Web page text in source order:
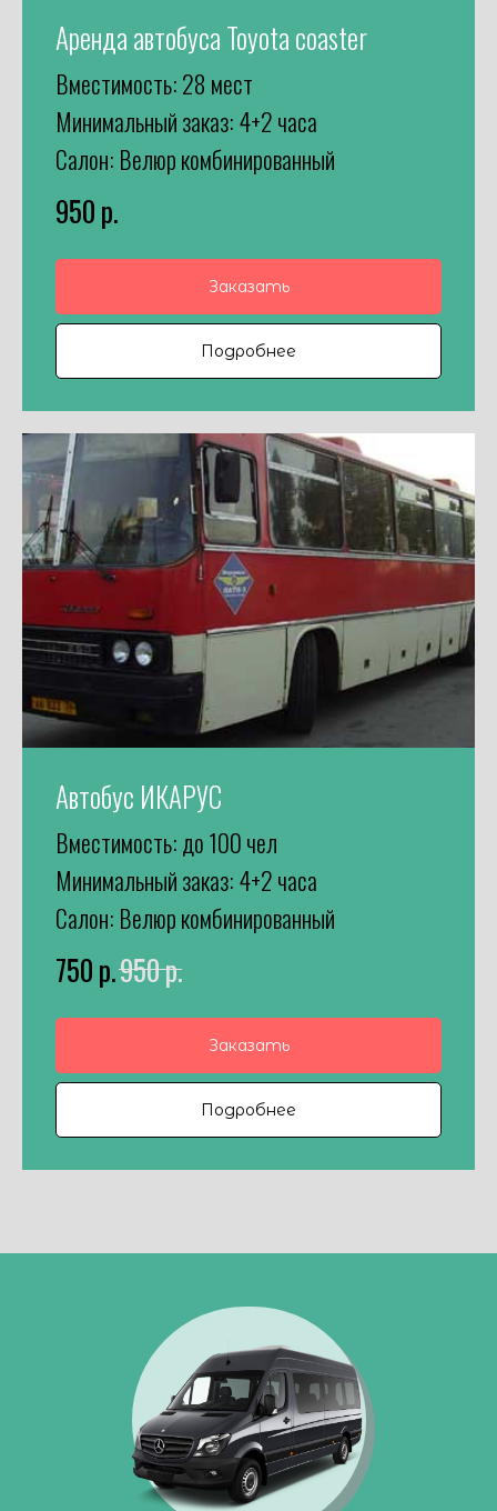
Аренда автобуса Toyota coaster
Вместимость: 28 мест
Минимальный заказ: 4+2 часа
Салон: Велюр комбинированный
950р.
Заказать
Подробнее
Автобус ИКАРУС
Вместимость: до 100 чел
Минимальный заказ: 4+2 часа
Салон: Велюр комбинированный
750р.950р.
Заказать
Подробнее